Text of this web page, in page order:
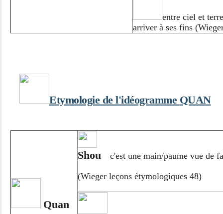
entre ciel et
arriver à ses fins
Etymologie de l'idéogramme QUAN
Quan
Shou c'est une main/paume vue de
(Wieger leçons étymologiques 48)